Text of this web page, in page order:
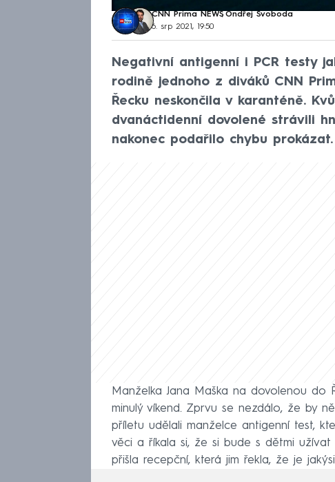
CNN Prima NEWS, Ondřej Svoboda
6. srp 2021, 19:50
Negativní antigenní i PCR testy
rodině jednoho z diváků CNN
Řecku neskončila v karanténě.
dvanáctidenní dovolené strávili
nakonec podařilo chybu prokázat.
Manželka Jana Maška na dovolenou do
minulý víkend. Zprvu se nezdálo, že by
příletu udělali manželce antigenní test,
věci a říkala si, že si bude s dětmi
přišla recepční, která jim řekla, že je